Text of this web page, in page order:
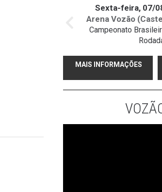
Sexta-feira, 07/
Arena Vozão
Campeonato
MAIS INFORMAÇÕES